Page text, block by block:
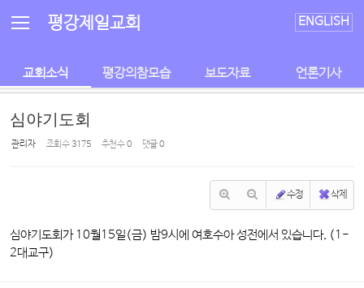
평강제일교회 ENGLISH
교회소식 평강의참모습 보도자료 언론기사
심야기도회
관리자 조회 수3175 추천 수0 댓글0
수정 삭제
심야기도회가 10월15일(금) 밤9시에 여호수아 성전에서 있습니다. (1-
2대교구)